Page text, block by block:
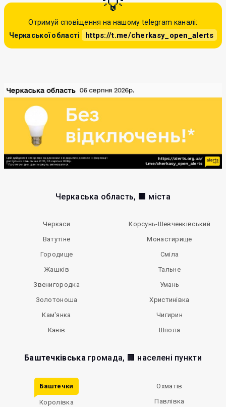
Отримуй сповіщення на нашому telegram каналі:
Черкаської області
https://t.me/cherkasy_open_alerts
Черкаська область, 🏢 міста
Черкаси
Ватутіне
Городище
Жашків
Звенигородка
Золотоноша
Кам'янка
Канів
Корсунь-Шевченківський
Монастирище
Сміла
Тальне
Умань
Христинівка
Чигирин
Шпола
Баштечківськагромада, 🏢 населені пункти
Баштечки
Королівка
Охматів
Павлівка